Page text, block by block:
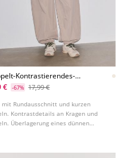
Kontrastierendes-
€ -67% 17,99 €
mit Rundausschnitt und kurzen
Kontrastdetails an Kragen und
Überlagerung eines dünnen